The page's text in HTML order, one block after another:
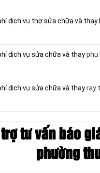
dịch vụ thợ sửa chữa và thay
dịch vụ sửa chữa và thayphụ
dịch vụ sửa chữa và thayray
tư vấn báo
phường